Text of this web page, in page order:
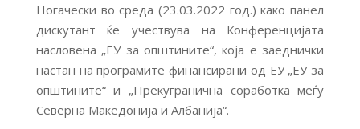
Ногачески во среда (23.03.2022 год.) како панел
дискутант ќе учествува на Конференцијата
насловена „ЕУ за општините“, која е заеднички
настан на програмите финансирани од ЕУ „ЕУ за
општините“ и „Прекугранична соработка меѓу
Северна Македонија и Албанија“.